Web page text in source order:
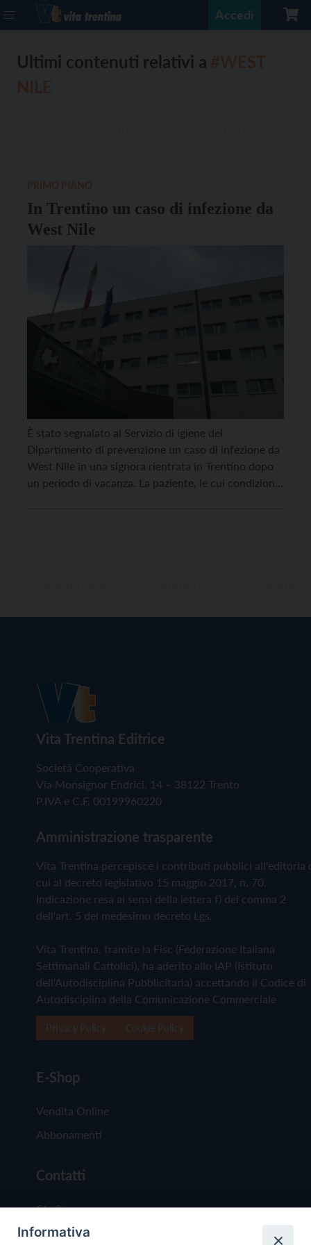
Accedi
Ultimi contenuti relativi a
In Trentino un caso di infezione da
West Nile
È stato segnalato al Servizio di igiene del
Dipartimento di prevenzione un caso di infezione da
West Nile in una signora rientrata in Trentino dopo
un periodo di vacanza. La paziente, le cui condizioni
Vita Trentina Editrice
Società Cooperativa
Via Monsignor Endrici, 14 – 38122 Trento
P.IVA e C.F. 00199960220
Amministrazione trasparente
Vita Trentina percepisce i contributi pubblici all'editoria
cui al decreto legislativo 15 maggio 2017, n. 70.
Indicazione resa ai sensi della lettera f) del comma 2
dell'art. 5 del medesimo decreto Lgs.
Vita Trentina, tramite la Fisc (Federazione Italiana
Settimanali Cattolici), ha aderito allo IAP (Istituto
dell'Autodisciplina Pubblicitaria) accettando il Codice di
Autodisciplina della Comunicazione Commerciale
E-Shop
Vendita Online
Abbonamenti
Contatti
Chi Siamo
Redazione
Informativa